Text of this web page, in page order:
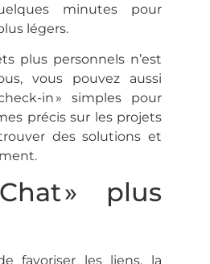
minutes pour
légers.
plus personnels n’est
vous pouvez aussi
in » simples pour
précis sur les projets
des solutions et
» plus
favoriser les liens, la